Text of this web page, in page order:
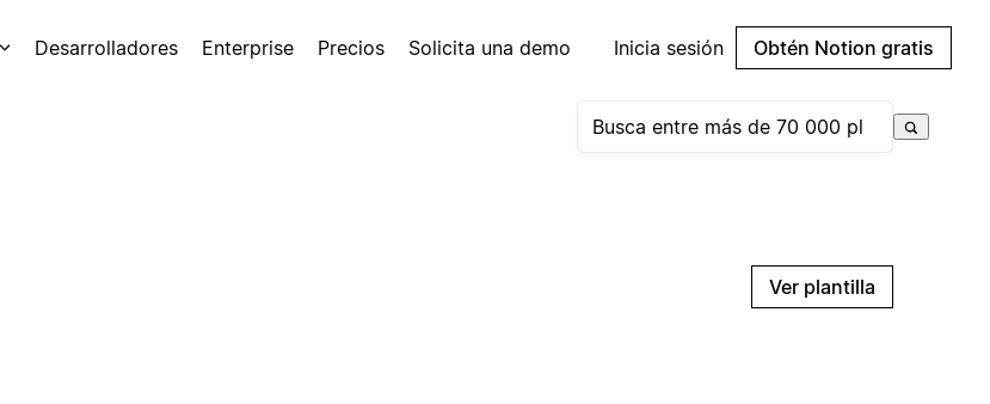
Desarrolladores Enterprise Precios Solicita una demo Inicia sesión Obtén Notion gratis
Ver plantilla